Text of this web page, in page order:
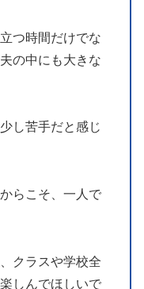
つ時間だけでな
の中にも大きな
し苦手だと感じ
らこそ、一人で
クラスや学校全
しんでほしいで